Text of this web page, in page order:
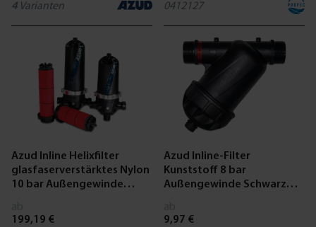
4 Varianten
0412127
Azud Inline Helixfilter
glasfaserverstärktes Nylon
10 bar Außengewinde
199,19 €
Azud Inline-Filter
Kunststoff 8 bar
Außengewinde Schwarz
9,97 €